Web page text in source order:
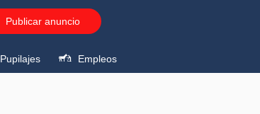
Publicar anuncio
Pupilajes Empleos